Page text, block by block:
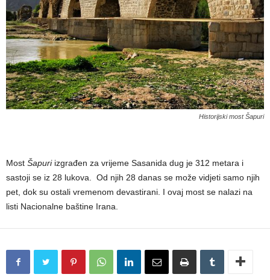
Historijski most Šapuri
Most Šapuriizgrađen za vrijeme Sasanida dug je 312 metara i
sastoji se iz 28 lukova. Od njih 28 danas se može vidjeti samo njih
pet, dok su ostali vremenom devastirani. I ovaj most se nalazi na
listi Nacionalne baštine Irana.